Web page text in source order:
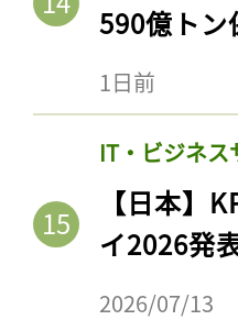
590億トン
1日前
IT・ビジネス
【日本】
イ2026発
2026/07/13